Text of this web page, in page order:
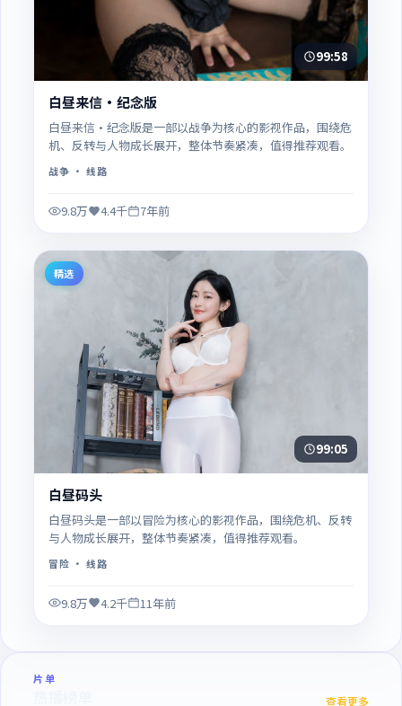
99:58
白昼来信·纪念版
白昼来信·纪念版是一部以战争为核心的影视作品，围绕危
机、反转与人物成长展开，整体节奏紧凑，值得推荐观看。
战争 · 线路
9.8万 4.4千 7年前
精选
99:05
白昼码头
白昼码头是一部以冒险为核心的影视作品，围绕危机、反转
与人物成长展开，整体节奏紧凑，值得推荐观看。
冒险 · 线路
9.8万 4.2千 11年前
片单
查看更多